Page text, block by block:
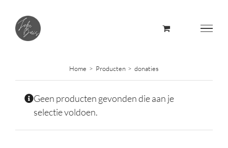
content
Home Producten donaties
Geen producten gevonden die aan je
selectie voldoen.